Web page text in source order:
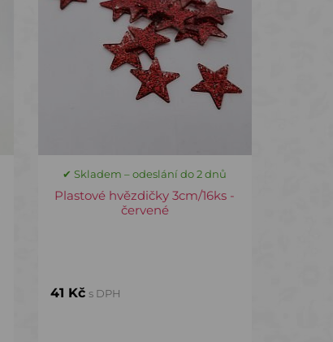
✔ Skladem – odeslání do 2 dnů
Plastové hvězdičky 3cm/16ks -
červené
41 Kč s DPH